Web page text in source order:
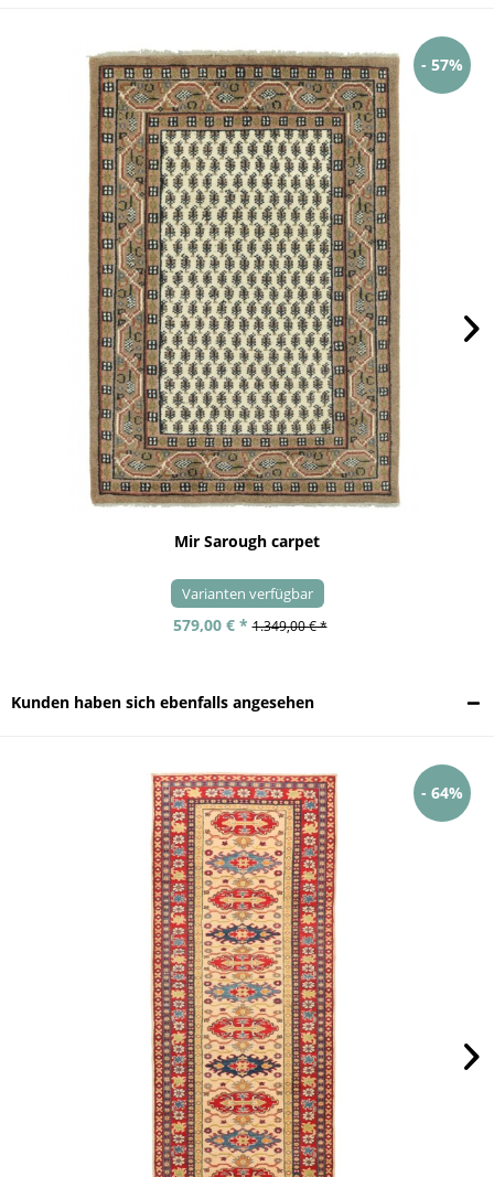
- 57%
Mir Sarough carpet
Varianten verfügbar
579,00 € * 1.349,00 € *
Kunden haben sich ebenfalls angesehen
- 64%